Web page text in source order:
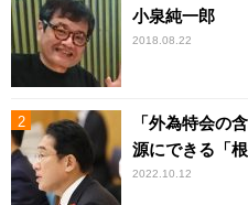
小泉純一郎
2018.08.22
「外為特会の
源にできる「
2022.10.12